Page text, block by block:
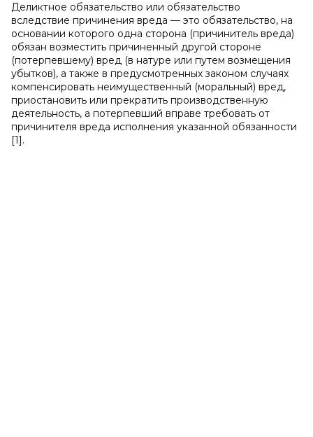
Деликтное обязательство или обязательство
вследствие причинения вреда — это обязательство, на
основании которого одна сторона (причинитель вреда)
обязан возместить причиненный другой стороне
(потерпевшему) вред (в натуре или путем возмещения
убытков), а также в предусмотренных законом случаях
компенсировать неимущественный (моральный) вред,
приостановить или прекратить производственную
деятельность, а потерпевший вправе требовать от
причинителя вреда исполнения указанной обязанности
[1].